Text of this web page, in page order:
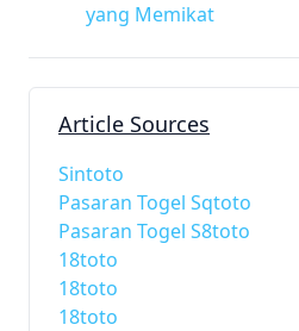
yang Memikat
Article Sources
Sintoto
Pasaran Togel Sqtoto
Pasaran Togel S8toto
18toto
18toto
18toto